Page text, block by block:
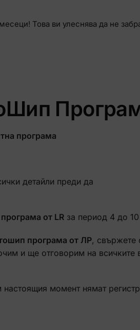
Това ви улеснява да не
програма
детайли преди да
от LR за период 4 до
програма от ЛР, свържете
и ще отговорим на всичките
момент нямат